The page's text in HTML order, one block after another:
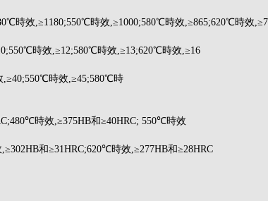
時效,≥1180;550℃時效,≥1000;580℃時效,≥865;620℃時效
時效,≥12;580℃時效,≥13;620℃時效,≥16
時效,≥45;580℃時
時效,≥375HB和≥40HRC; 550℃時效
和≥31HRC;620℃時效,≥277HB和≥28HRC